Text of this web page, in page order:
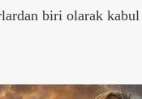
biri olarak